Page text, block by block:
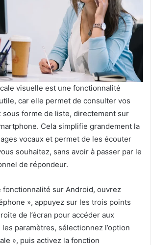
visuelle est une fonctionnalité
car elle permet de consulter vos
sous forme de liste, directement sur
Cela simplifie grandement la
vocaux et permet de les écouter
souhaitez, sans avoir à passer par le
de répondeur.
fonctionnalité sur Android, ouvrez
», appuyez sur les trois points
de l’écran pour accéder aux
paramètres, sélectionnez l’option
», puis activez la fonction